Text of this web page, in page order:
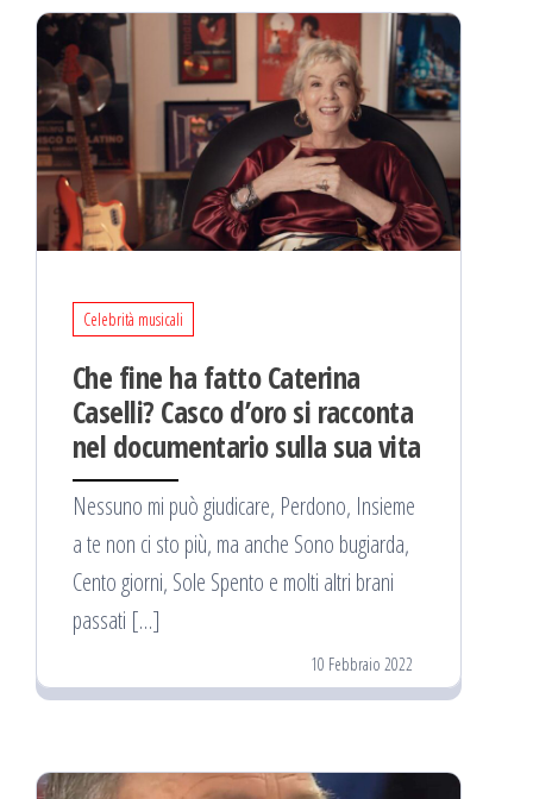
Celebrità musicali
Che fine ha fatto Caterina
Caselli? Casco d’oro si racconta
nel documentario sulla sua vita
Nessuno mi può giudicare, Perdono, Insieme
a te non ci sto più, ma anche Sono bugiarda,
Cento giorni, Sole Spento e molti altri brani
passati […]
10 Febbraio 2022